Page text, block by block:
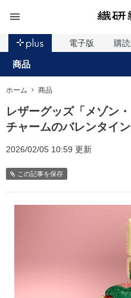
電子版 購
商品
ホーム 商品
レザーグッズ「メゾン
チャームのバレンタイ
2026/02/05 10:59 更新
この記事を保存